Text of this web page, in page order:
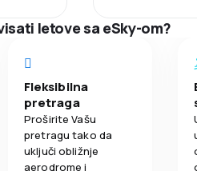
3,0
5,0
2,0
holidays with
Udobnost
letove sa eSky-om?
Fleksibilna
pretraga
Proširite Vašu
pretragu tako da
uključi obližnje
aerodrome i